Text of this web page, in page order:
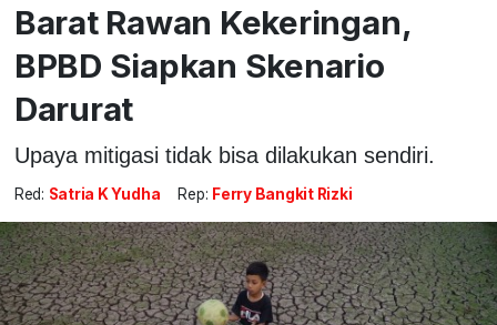
Barat Rawan Kekeringan,
BPBD Siapkan Skenario
Darurat
Upaya mitigasi tidak bisa dilakukan sendiri.
Red: Satria K Yudha Rep: Ferry Bangkit Rizki